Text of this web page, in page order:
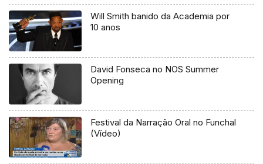
Will Smith banido da Academia por
10 anos
David Fonseca no NOS Summer
Opening
Festival da Narração Oral no Funchal
(Vídeo)